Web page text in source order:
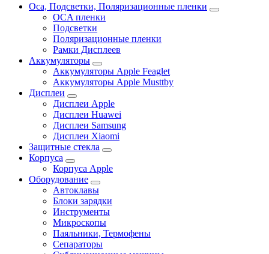
Oca, Подсветки, Поляризационные пленки
OCA пленки
Подсветки
Поляризационные пленки
Рамки Дисплеев
Аккумуляторы
Аккумуляторы Apple Feaglet
Аккумуляторы Apple Musttby
Дисплеи
Дисплеи Apple
Дисплеи Huawei
Дисплеи Samsung
Дисплеи Xiaomi
Защитные стекла
Корпуса
Корпуса Apple
Оборудование
Автоклавы
Блоки зарядки
Инструменты
Микроскопы
Паяльники, Термофены
Сепараторы